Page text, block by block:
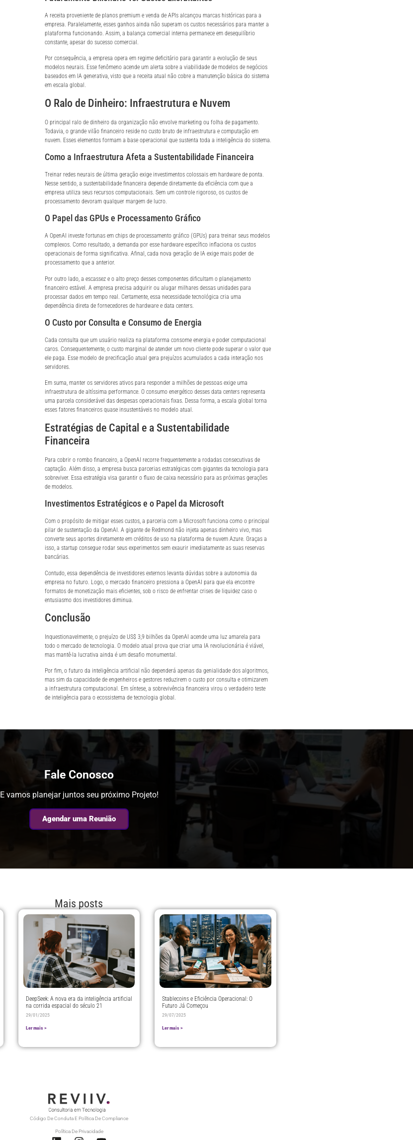
A receita proveniente de planos premium e venda de APIs alcançou marcas históricas para a
empresa. Paralelamente, esses ganhos ainda não superam os custos necessários para manter a
plataforma funcionando. Assim, a balança comercial interna permanece em desequilíbrio
constante, apesar do sucesso comercial.
Por consequência, a empresa opera em regime deficitário para garantir a evolução de seus
modelos neurais. Esse fenômeno acende um alerta sobre a viabilidade de modelos de negócios
baseados em IA generativa, visto que a receita atual não cobre a manutenção básica do sistema
em escala global.
O Ralo de Dinheiro: Infraestrutura e Nuvem
O principal ralo de dinheiro da organização não envolve marketing ou folha de pagamento.
Todavia, o grande vilão financeiro reside no custo bruto de infraestrutura e computação em
nuvem. Esses elementos formam a base operacional que sustenta toda a inteligência do sistema.
Como a Infraestrutura Afeta a Sustentabilidade Financeira
Treinar redes neurais de última geração exige investimentos colossais em hardware de ponta.
Nesse sentido, a sustentabilidade financeira depende diretamente da eficiência com que a
empresa utiliza seus recursos computacionais. Sem um controle rigoroso, os custos de
processamento devoram qualquer margem de lucro.
O Papel das GPUs e Processamento Gráfico
A OpenAI investe fortunas em chips de processamento gráfico (GPUs) para treinar seus modelos
complexos. Como resultado, a demanda por esse hardware específico inflaciona os custos
operacionais de forma significativa. Afinal, cada nova geração de IA exige mais poder de
processamento que a anterior.
Por outro lado, a escassez e o alto preço desses componentes dificultam o planejamento
financeiro estável. A empresa precisa adquirir ou alugar milhares dessas unidades para
processar dados em tempo real. Certamente, essa necessidade tecnológica cria uma
dependência direta de fornecedores de hardware e data centers.
O Custo por Consulta e Consumo de Energia
Cada consulta que um usuário realiza na plataforma consome energia e poder computacional
caros. Consequentemente, o custo marginal de atender um novo cliente pode superar o valor que
ele paga. Esse modelo de precificação atual gera prejuízos acumulados a cada interação nos
servidores.
Em suma, manter os servidores ativos para responder a milhões de pessoas exige uma
infraestrutura de altíssima performance. O consumo energético desses data centers representa
uma parcela considerável das despesas operacionais fixas. Dessa forma, a escala global torna
esses fatores financeiros quase insustentáveis no modelo atual.
Estratégias de Capital e a Sustentabilidade
Financeira
Para cobrir o rombo financeiro, a OpenAI recorre frequentemente a rodadas consecutivas de
captação. Além disso, a empresa busca parcerias estratégicas com gigantes da tecnologia para
sobreviver. Essa estratégia visa garantir o fluxo de caixa necessário para as próximas gerações
de modelos.
Investimentos Estratégicos e o Papel da Microsoft
Com o propósito de mitigar esses custos, a parceria com a Microsoft funciona como o principal
pilar de sustentação da OpenAI. A gigante de Redmond não injeta apenas dinheiro vivo, mas
converte seus aportes diretamente em créditos de uso na plataforma de nuvem Azure. Graças a
isso, a startup consegue rodar seus experimentos sem exaurir imediatamente as suas reservas
bancárias.
Contudo, essa dependência de investidores externos levanta dúvidas sobre a autonomia da
empresa no futuro. Logo, o mercado financeiro pressiona a OpenAI para que ela encontre
formatos de monetização mais eficientes, sob o risco de enfrentar crises de liquidez caso o
entusiasmo dos investidores diminua.
Conclusão
Inquestionavelmente, o prejuízo de US$ 3,9 bilhões da OpenAI acende uma luz amarela para
todo o mercado de tecnologia. O modelo atual prova que criar uma IA revolucionária é viável,
mas mantê-la lucrativa ainda é um desafio monumental.
Por fim, o futuro da inteligência artificial não dependerá apenas da genialidade dos algoritmos,
mas sim da capacidade de engenheiros e gestores reduzirem o custo por consulta e otimizarem
a infraestrutura computacional. Em síntese, a sobrevivência financeira virou o verdadeiro teste
de inteligência para o ecossistema de tecnologia global.
Fale Conosco
E vamos planejar juntos seu próximo Projeto!
Agendar uma Reunião
Mais posts
DeepSeek: A nova era da inteligência artificial
na corrida espacial do século 21
29/01/2025
Ler mais >
Stablecoins e Eficiência Operacional: O
Futuro Já Começou
29/07/2025
Ler mais >
Código De Conduta E Política De Compliance
Política De Privacidade